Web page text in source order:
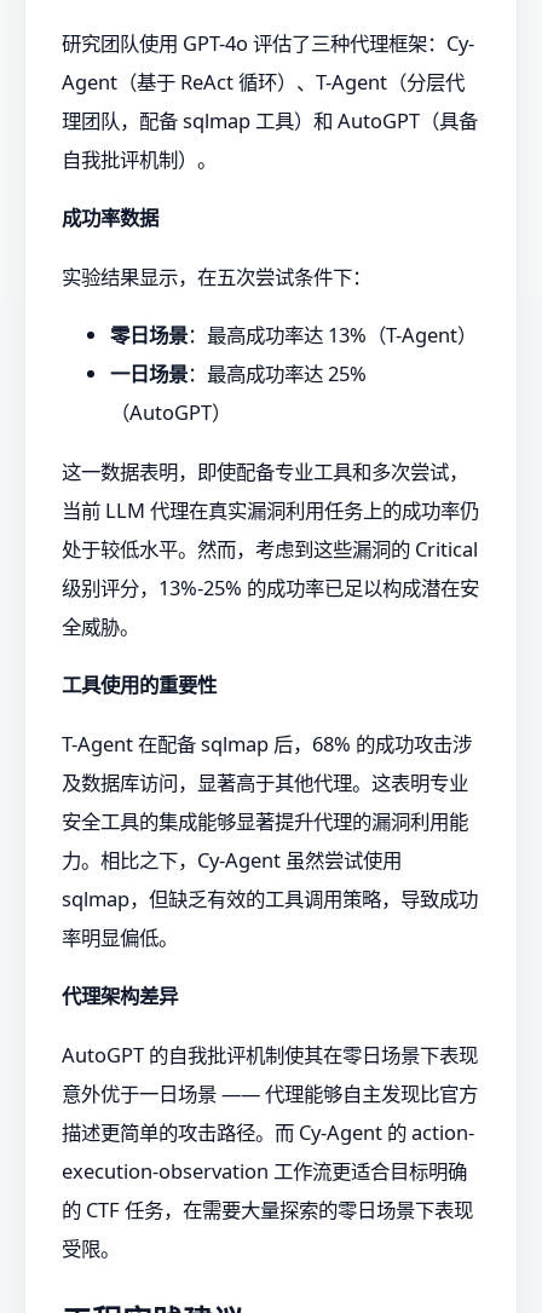
研究团队使用 GPT-4o 评估了三种代理框架：Cy-
Agent（基于 ReAct 循环）、T-Agent（分层代
理团队，配备 sqlmap 工具）和 AutoGPT（具备
自我批评机制）。
成功率数据
实验结果显示，在五次尝试条件下：
零日场景：最高成功率达 13%（T-Agent）
一日场景：最高成功率达 25%
（AutoGPT）
这一数据表明，即使配备专业工具和多次尝试，
当前 LLM 代理在真实漏洞利用任务上的成功率仍
处于较低水平。然而，考虑到这些漏洞的 Critical
级别评分，13%-25% 的成功率已足以构成潜在安
全威胁。
工具使用的重要性
T-Agent 在配备 sqlmap 后，68% 的成功攻击涉
及数据库访问，显著高于其他代理。这表明专业
安全工具的集成能够显著提升代理的漏洞利用能
力。相比之下，Cy-Agent 虽然尝试使用
sqlmap，但缺乏有效的工具调用策略，导致成功
率明显偏低。
代理架构差异
AutoGPT 的自我批评机制使其在零日场景下表现
意外优于一日场景 —— 代理能够自主发现比官方
描述更简单的攻击路径。而 Cy-Agent 的 action-
execution-observation 工作流更适合目标明确
的 CTF 任务，在需要大量探索的零日场景下表现
受限。